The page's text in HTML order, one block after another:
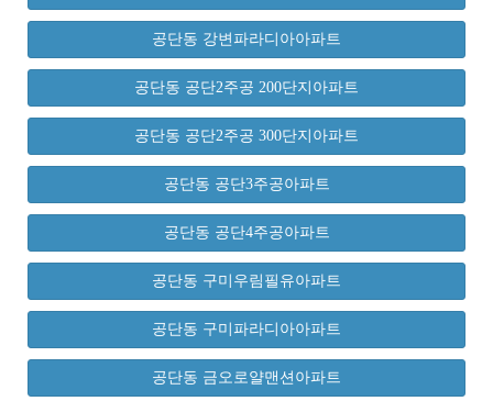
공단동 강변파라디아아파트
공단동 공단2주공 200단지아파트
공단동 공단2주공 300단지아파트
공단동 공단3주공아파트
공단동 공단4주공아파트
공단동 구미우림필유아파트
공단동 구미파라디아아파트
공단동 금오로얄맨션아파트